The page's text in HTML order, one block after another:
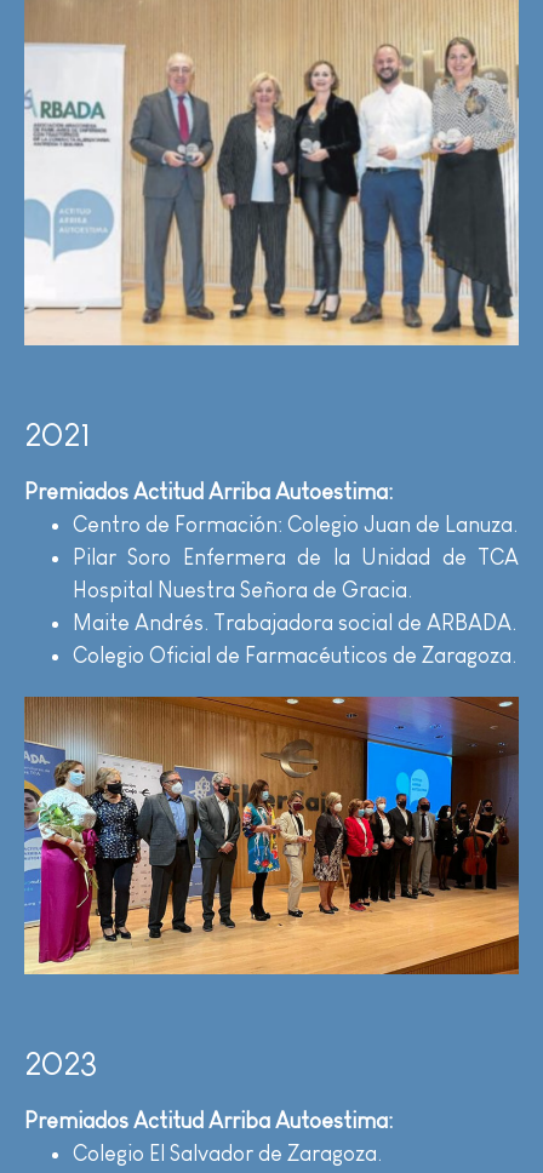
2021
Premiados Actitud Arriba Autoestima:
Centro de Formación: Colegio Juan de Lanuza.
Pilar Soro Enfermera de la Unidad de TCA
Hospital Nuestra Señora de Gracia.
Maite Andrés. Trabajadora social de ARBADA.
Colegio Oficial de Farmacéuticos de Zaragoza.
2023
Premiados Actitud Arriba Autoestima:
Colegio El Salvador de Zaragoza.